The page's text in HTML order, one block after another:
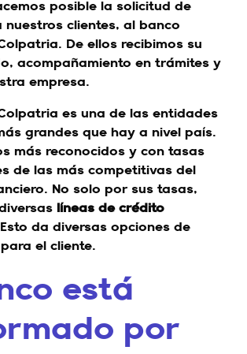
posible la solicitud de
nuestros clientes, al banco
De ellos recibimos su
acompañamiento en trámites y
empresa.
es una de las entidades
grandes que hay a nivel país.
más reconocidos y con tasas
de las más competitivas del
No solo por sus tasas,
líneas de crédito
da diversas opciones de
el cliente.
está
por